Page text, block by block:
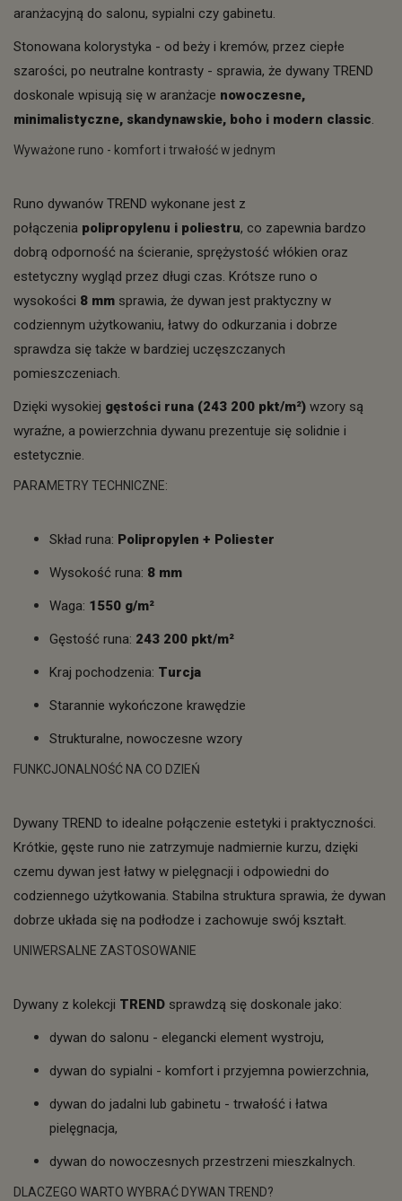
aranżacyjną do salonu, sypialni czy gabinetu.
Stonowana kolorystyka - od beży i kremów, przez ciepłe
szarości, po neutralne kontrasty - sprawia, że dywany TREND
doskonale wpisują się w aranżacje nowoczesne,
minimalistyczne, skandynawskie, boho i modern classic.
Wyważone runo - komfort i trwałość w jednym
Runo dywanów TREND wykonane jest z
połączenia polipropylenu i poliestru, co zapewnia bardzo
dobrą odporność na ścieranie, sprężystość włókien oraz
estetyczny wygląd przez długi czas. Krótsze runo o
wysokości 8 mm sprawia, że dywan jest praktyczny w
codziennym użytkowaniu, łatwy do odkurzania i dobrze
sprawdza się także w bardziej uczęszczanych
pomieszczeniach.
Dzięki wysokiej gęstości runa (243 200 pkt/m²) wzory są
wyraźne, a powierzchnia dywanu prezentuje się solidnie i
estetycznie.
PARAMETRY TECHNICZNE:
Skład runa: Polipropylen + Poliester
Wysokość runa: 8 mm
Waga: 1550 g/m²
Gęstość runa: 243 200 pkt/m²
Kraj pochodzenia: Turcja
Starannie wykończone krawędzie
Strukturalne, nowoczesne wzory
FUNKCJONALNOŚĆ NA CO DZIEŃ
Dywany TREND to idealne połączenie estetyki i praktyczności.
Krótkie, gęste runo nie zatrzymuje nadmiernie kurzu, dzięki
czemu dywan jest łatwy w pielęgnacji i odpowiedni do
codziennego użytkowania. Stabilna struktura sprawia, że dywan
dobrze układa się na podłodze i zachowuje swój kształt.
UNIWERSALNE ZASTOSOWANIE
Dywany z kolekcji TREND sprawdzą się doskonale jako:
dywan do salonu - elegancki element wystroju,
dywan do sypialni - komfort i przyjemna powierzchnia,
dywan do jadalni lub gabinetu - trwałość i łatwa
pielęgnacja,
dywan do nowoczesnych przestrzeni mieszkalnych.
DLACZEGO WARTO WYBRAĆ DYWAN TREND?